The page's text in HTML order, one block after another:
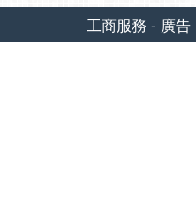
工商服務 - 廣告